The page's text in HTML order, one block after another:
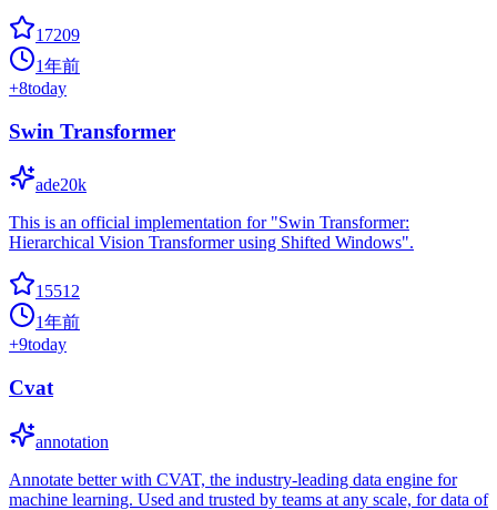
17209
1年前
+8today
Swin Transformer
ade20k
This is an official implementation for "Swin Transformer:
Hierarchical Vision Transformer using Shifted Windows".
15512
1年前
+9today
Cvat
annotation
Annotate better with CVAT, the industry-leading data engine for
machine learning. Used and trusted by teams at any scale, for data of